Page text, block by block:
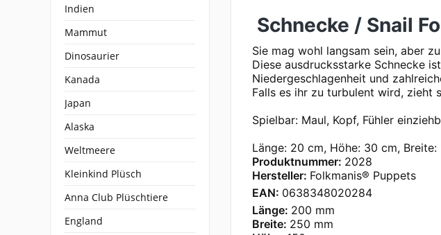
Indien
Mammut
Dinosaurier
Kanada
Japan
Alaska
Weltmeere
Kleinkind Plüsch
Anna Club Plüschtiere
England
Schnecke / Snail
Sie mag wohl langsam sein, aber
Diese ausdrucksstarke Schnecke
Niedergeschlagenheit und
Falls es ihr zu turbulent wird, zieht
Spielbar: Maul, Kopf, Fühler
Länge: 20 cm, Höhe: 30 cm, Breite:
Produktnummer: 2028
Hersteller: Folkmanis® Puppets
EAN: 0638348020284
Länge: 200 mm
Breite: 250 mm